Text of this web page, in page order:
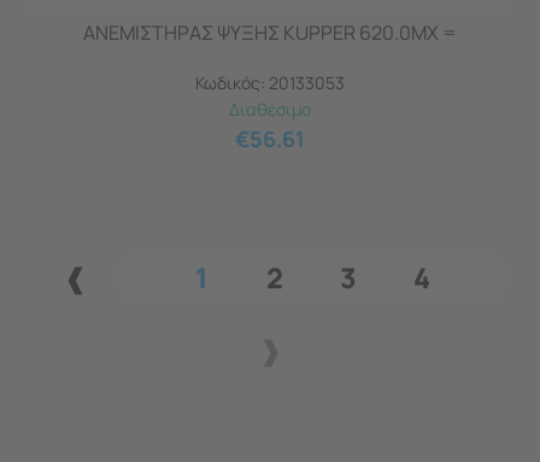
ΑΝΕΜΙΣΤΗΡΑΣ ΨΥΞΗΣ KUPPER 620.0MX =
Κωδικός: 20133053
Διαθέσιμο
€56.61
1 2 3 4